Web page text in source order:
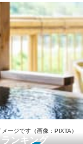
ンキング
ージです（画像：PIXTA）